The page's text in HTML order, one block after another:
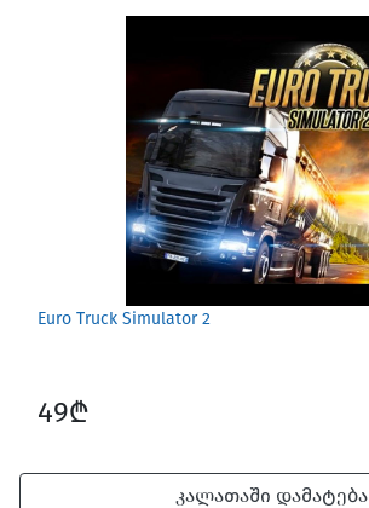
Euro Truck Simulator 2
49₾
კალათაში დამატება